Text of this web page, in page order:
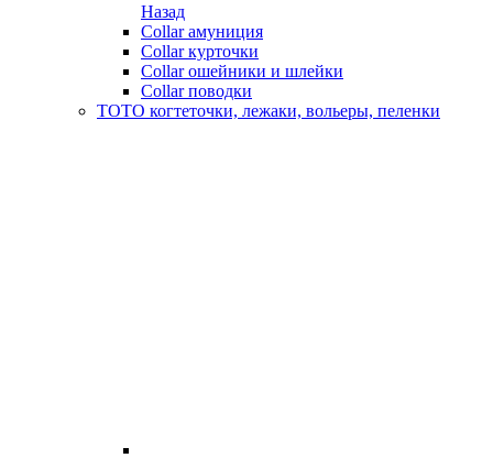
Назад
Collar амуниция
Collar курточки
Collar ошейники и шлейки
Collar поводки
ТОТО когтеточки, лежаки, вольеры, пеленки